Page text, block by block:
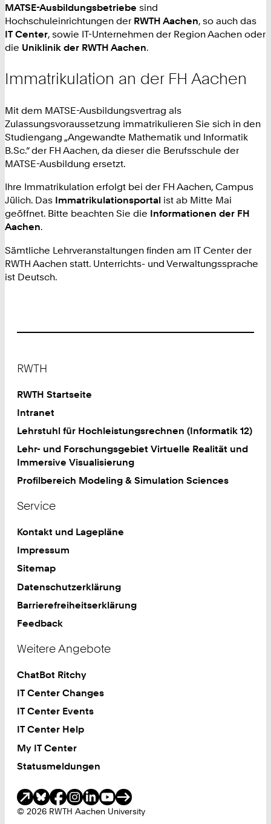
MATSE-Ausbildungsbetriebe sind
Hochschuleinrichtungen der RWTH Aachen, so auch das
IT Center, sowie IT-Unternehmen der Region Aachen oder
die Uniklinik der RWTH Aachen.
Immatrikulation an der FH Aachen
Mit dem MATSE-Ausbildungsvertrag als
Zulassungsvoraussetzung immatrikulieren Sie sich in den
Studiengang „Angewandte Mathematik und Informatik
B.Sc.“ der FH Aachen, da dieser die Berufsschule der
MATSE-Ausbildung ersetzt.
Ihre Immatrikulation erfolgt bei der FH Aachen, Campus
Jülich. Das Immatrikulationsportal ist ab Mitte Mai
geöffnet. Bitte beachten Sie die Informationen der FH
Aachen.
Sämtliche Lehrveranstaltungen finden am IT Center der
RWTH Aachen statt. Unterrichts- und Verwaltungssprache
ist Deutsch.
RWTH
RWTH Startseite
Intranet
Lehrstuhl für Hochleistungsrechnen (Informatik 12)
Lehr- und Forschungsgebiet Virtuelle Realität und
Immersive Visualisierung
Profilbereich Modeling & Simulation Sciences
Service
Kontakt und Lagepläne
Impressum
Sitemap
Datenschutzerklärung
Barrierefreiheitserklärung
Feedback
Weitere Angebote
ChatBot Ritchy
IT Center Changes
IT Center Events
IT Center Help
My IT Center
Statusmeldungen
© 2026 RWTH Aachen University
Soziale Medien